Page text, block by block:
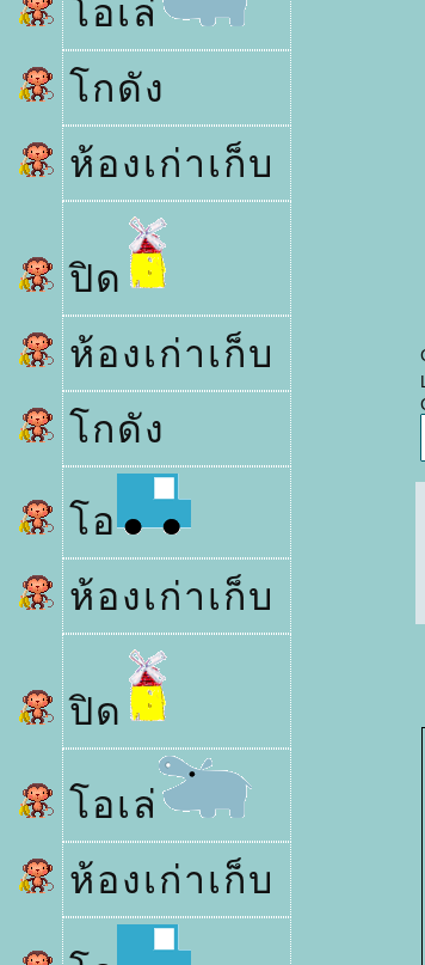
อเล่
กดัง
ห้องเก่าเก็บ
ปิด
ห้องเก่าเก็บ
กดัง
อ
ห้องเก่าเก็บ
ปิด
อเล่
ห้องเก่าเก็บ